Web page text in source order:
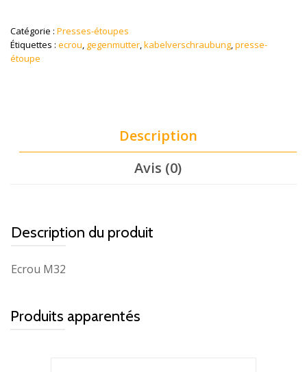
Catégorie : Presses-étoupes
Étiquettes : ecrou, gegenmutter,kabelverschraubung,presse-
étoupe
Description
Avis (0)
Description du produit
Ecrou M32
Produits apparentés